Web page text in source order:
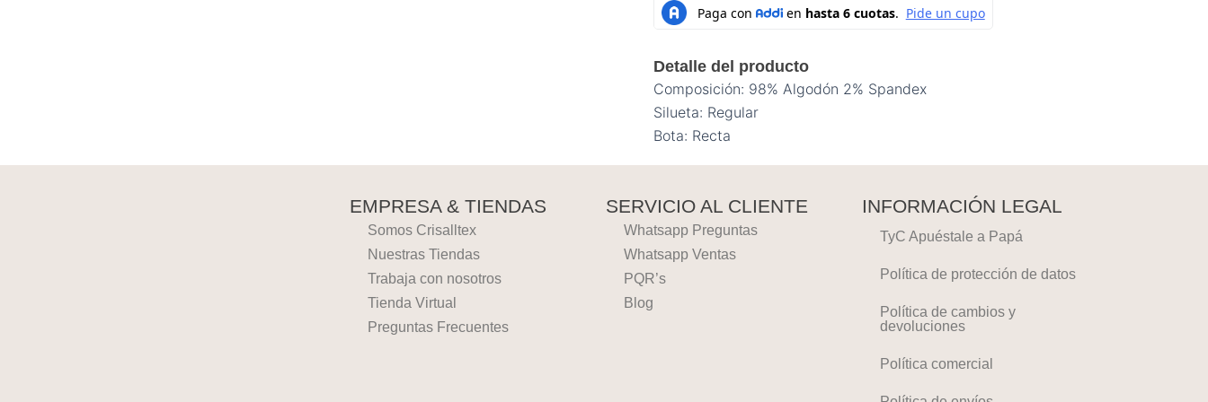
Detalle del producto
Composición: 98% Algodón 2% Spandex
Silueta: Regular
Bota: Recta
EMPRESA & TIENDAS
Somos Crisalltex
Nuestras Tiendas
Trabaja con nosotros
Tienda Virtual
Preguntas Frecuentes
SERVICIO AL CLIENTE
Whatsapp Preguntas
Whatsapp Ventas
PQR’s
Blog
INFORMACIÓN LEGAL
TyC Apuéstale a Papá
Política de protección de datos
Política de cambios y
devoluciones
Política comercial